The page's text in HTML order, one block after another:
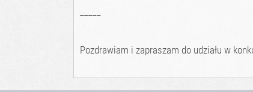
Pozdrawiam i zapraszam do udziału w